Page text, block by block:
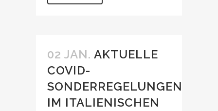
02 JAN. AKTUELLE
COVID-
SONDERREGELUNGEN
IM ITALIENISCHEN